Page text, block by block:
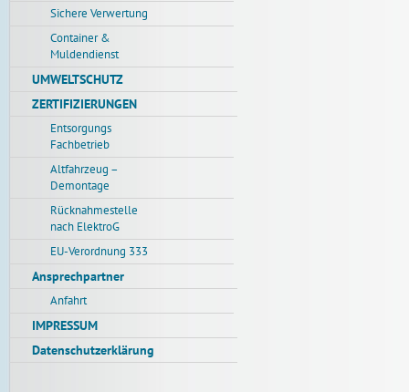
Sichere Verwertung
Container &
Muldendienst
UMWELTSCHUTZ
ZERTIFIZIERUNGEN
Entsorgungs
Fachbetrieb
Altfahrzeug –
Demontage
Rücknahmestelle
nach ElektroG
EU-Verordnung 333
Ansprechpartner
Anfahrt
IMPRESSUM
Datenschutzerklärung